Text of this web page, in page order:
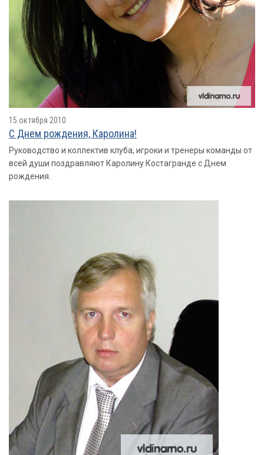
15 октября 2010
С Днем рождения, Каролина!
Руководство и коллектив клуба, игроки и тренеры команды от
всей души поздравляют Каролину Костагранде с Днем
рождения.